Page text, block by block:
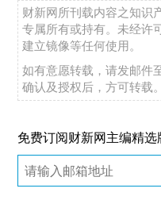
财新网所刊载内容之知识
专属所有或持有。未经许
建立镜像等任何使用。
如有意愿转载，请发邮件
确认及授权后，方可转载。
免费订阅财新网主编精选